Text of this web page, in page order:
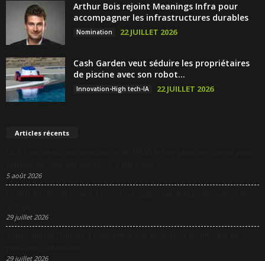
Arthur Bois rejoint Meanings Infra pour
accompagner les infrastructures durables
Nomination 22 JUILLET 2026
Cash Garden veut séduire les propriétaires
de piscine avec son robot...
Innovation-High tech-IA 22 JUILLET 2026
Articles récents
5 août 2026
29 juillet 2026
29 juillet 2026